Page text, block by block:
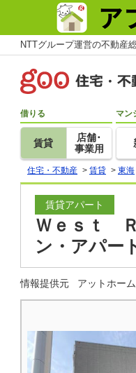
NTTグループ運営の不動産
借りる
賃貸
店舗･
事業用
マン
住宅・不動産 > 賃貸 > 東海
賃貸アパート
Ｗｅｓｔ
ン・アパー
情報提供元 アットホーム